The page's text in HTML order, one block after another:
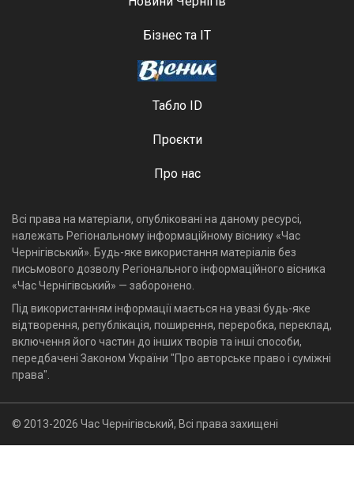
Бізнес та ІТ
Табло ID
Проєкти
Про нас
Всі права на матеріали, опубліковані на даному ресурсі,
належать Регіональному інформаційному віснику «Час
Чернігівський». Будь-яке використання матеріалів без
письмового дозволу Регіонального інформаційного вісника
«Час Чернігівський» — заборонено.
Під використанням інформації мається на увазі будь-яке
відтворення, републікація, поширення, переробка, переклад,
включення його частин до інших творів та інші способи,
передбачені Законом України "Про авторське право і суміжні
права".
© 2013-2026 Час Чернігівський, Всі права захищені